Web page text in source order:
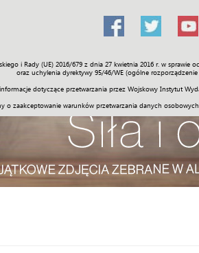
i Rady (UE) 2016/679 z dnia 27 kwietnia 2016 r. w
oraz uchylenia dyrektywy 95/46/WE (ogólne
dotyczące przetwarzania przez Wojskowy Instytut
o zaakceptowanie warunków przetwarzania danych
Świat Społeczność Sport Historia